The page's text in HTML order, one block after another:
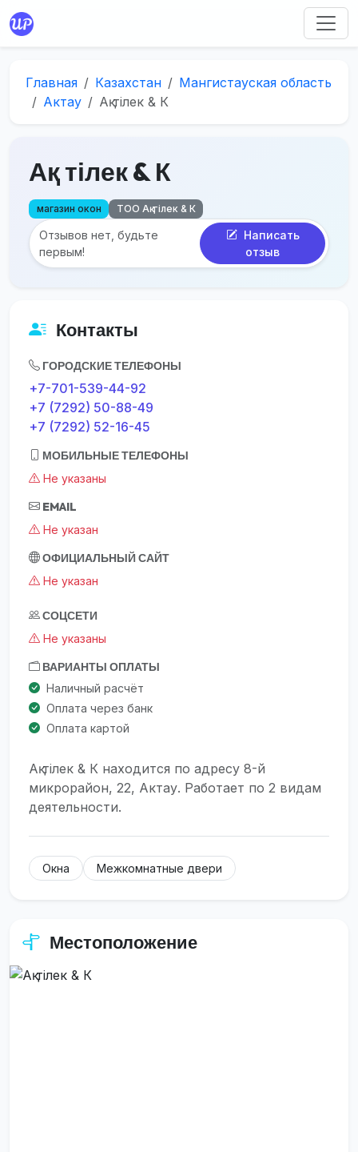
Главная Казахстан
Мангистауская область
Актау
Ақ тілек & К
Ақ тілек & К
магазин окон ТОО Ақ тілек & К
Отзывов нет, будьте
первым!
Написать
отзыв
Контакты
ГОРОДСКИЕ ТЕЛЕФОНЫ
+7-701-539-44-92
+7 (7292) 50-88-49
+7 (7292) 52-16-45
МОБИЛЬНЫЕ ТЕЛЕФОНЫ
Не указаны
EMAIL
Не указан
ОФИЦИАЛЬНЫЙ САЙТ
Не указан
СОЦСЕТИ
Не указаны
ВАРИАНТЫ ОПЛАТЫ
Наличный расчёт
Оплата через банк
Оплата картой
Ақ тілек & К находится по адресу 8-й
микрорайон, 22, Актау. Работает по 2 видам
деятельности.
Окна Межкомнатные двери
Местоположение